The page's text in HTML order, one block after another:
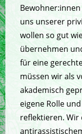
uns unserer
wollen so gut
übernehmen
für eine
müssen wir als
akademisch
eigene Rolle
reflektieren. Wir